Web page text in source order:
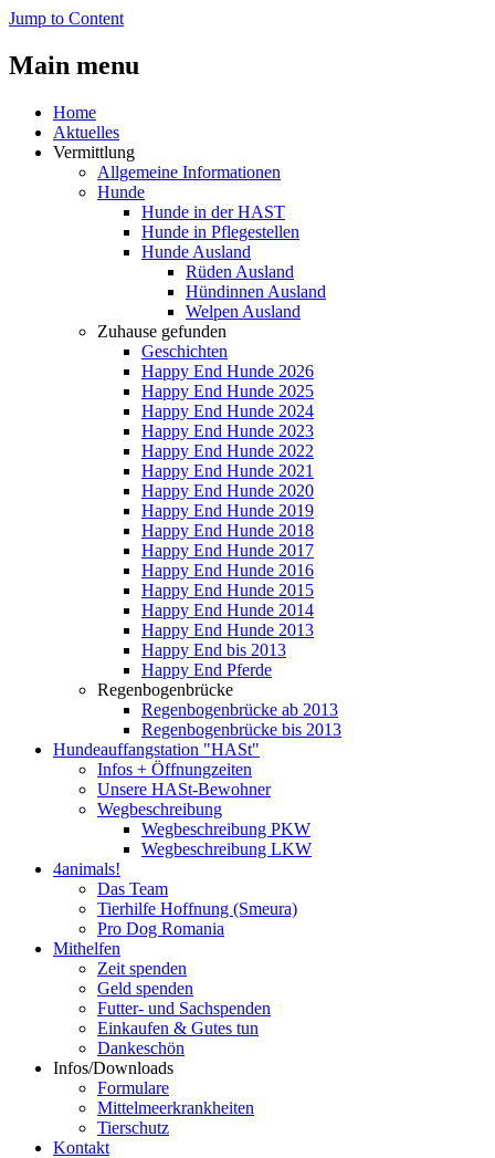
Jump to Content
Main menu
Home
Aktuelles
Vermittlung
Allgemeine Informationen
Hunde
Hunde in der HAST
Hunde in Pflegestellen
Hunde Ausland
Rüden Ausland
Hündinnen Ausland
Welpen Ausland
Zuhause gefunden
Geschichten
Happy End Hunde 2026
Happy End Hunde 2025
Happy End Hunde 2024
Happy End Hunde 2023
Happy End Hunde 2022
Happy End Hunde 2021
Happy End Hunde 2020
Happy End Hunde 2019
Happy End Hunde 2018
Happy End Hunde 2017
Happy End Hunde 2016
Happy End Hunde 2015
Happy End Hunde 2014
Happy End Hunde 2013
Happy End bis 2013
Happy End Pferde
Regenbogenbrücke
Regenbogenbrücke ab 2013
Regenbogenbrücke bis 2013
Hundeauffangstation "HASt"
Infos + Öffnungzeiten
Unsere HASt-Bewohner
Wegbeschreibung
Wegbeschreibung PKW
Wegbeschreibung LKW
4animals!
Das Team
Tierhilfe Hoffnung (Smeura)
Pro Dog Romania
Mithelfen
Zeit spenden
Geld spenden
Futter- und Sachspenden
Einkaufen & Gutes tun
Dankeschön
Infos/Downloads
Formulare
Mittelmeerkrankheiten
Tierschutz
Kontakt